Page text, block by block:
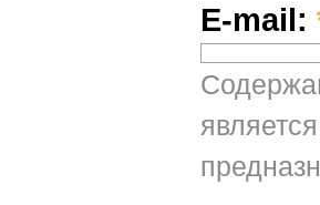
E-mail: